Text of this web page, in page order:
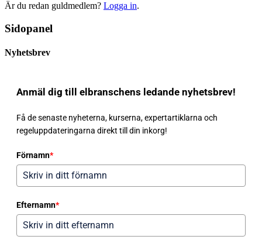
Är du redan guldmedlem? Logga in.
Sidopanel
Nyhetsbrev
Anmäl dig till elbranschens ledande nyhetsbrev!
Få de senaste nyheterna, kurserna, expertartiklarna och
regeluppdateringarna direkt till din inkorg!
Förnamn*
Efternamn*